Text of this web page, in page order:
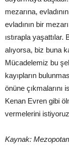
mezarına,
evladının bir
ıstırapla
alıyorsa, biz buna
Mücadelemiz bu
kayıpların
önüne çıkmalarını
Kenan Evren gibi
vermelerini
Kaynak: